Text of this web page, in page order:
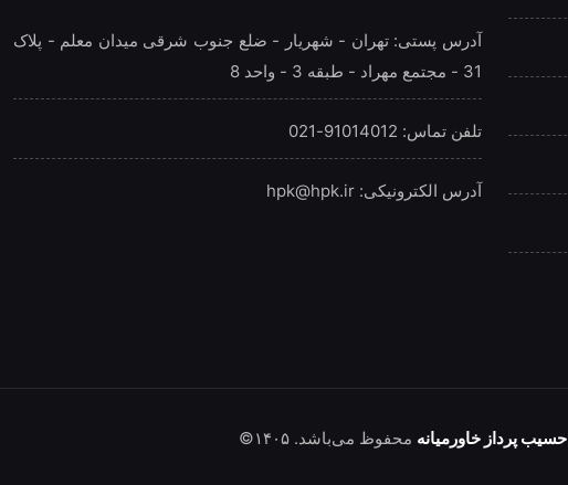
آدرس پستی: تهران - شهريار - ضلع جنوب شرقی میدان معلم - پلاک
31 - مجتمع مهراد - طبقه 3 - واحد 8
تلفن‌ تماس: 91014012-021
آدرس الکترونیکی: hpk@hpk.ir
حسیب پرداز خاورمیانه محفوظ می‌باشد. ۱۴۰۵©